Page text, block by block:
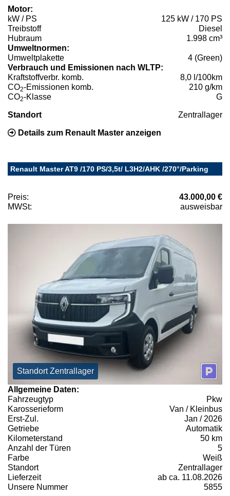
Motor:
kW / PS
125 kW / 170 PS
Treibstoff
Diesel
Hubraum
1.998 cm³
Umweltnormen:
Umweltplakette
4 (Green)
Verbrauch und Emissionen nach WLTP:
Kraftstoffverbr. komb.
8,0 l/100km
CO2-Emissionen komb.
210 g/km
CO2-Klasse G
Standort Zentrallager
Details zum Renault Master anzeigen
Renault Master AT9 /170 PS/3,5t/ L3H2/AHK /270°/Parking
Preis:
43.000,00 €
MWSt:
ausweisbar
Standort Zentrallager
Allgemeine Daten:
Fahrzeugtyp
Pkw
Karosserieform
Van / Kleinbus
Erst-Zul.
Jan / 2026
Getriebe
Automatik
Kilometerstand
50 km
Anzahl der Türen
5
Farbe
Weiß
Standort
Zentrallager
Lieferzeit
ab ca. 11.08.2026
Unsere Nummer
5855